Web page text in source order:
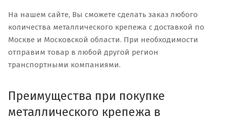
На нашем сайте, Вы сможете сделать заказ любого
количества металлического крепежа с доставкой по
Москве и Московской области. При необходимости
отправим товар в любой другой регион
транспортными компаниями.
Преимущества при покупке
металлического крепежа в